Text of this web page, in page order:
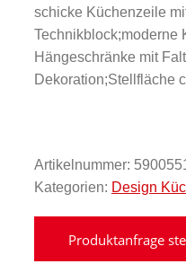
schicke Küchenzeile
Technikblock;moderne
Hängeschränke mit
Dekoration;Stellfläche
Artikelnummer:
Kategorien: Design